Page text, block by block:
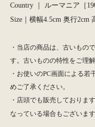
Country ｜ ルーマニア［
Size｜横幅4.5cm 奥行2cm
・当店の商品は、古いもの
す。古いものの特性をご理
・お使いのPC画面による
めご了承ください。
・店頭でも販売しておりま
なっている場合もございます